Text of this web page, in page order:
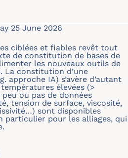
25 June 2026
ciblées et fiables revêt tout
de constitution de bases de
les nouveaux outils de
La constitution d’une
approche IA) s’avère d’autant
élevées (>
ou pas de données
tension de surface, viscosité,
sont disponibles
particulier pour les alliages, qui